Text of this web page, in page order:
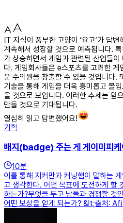
IT 지식이 풍부한 고양이 ‘요고’가 답
계속해서 성장할 것으로 예측됩니다.
가 상승하면서 게임과 관련된 산업들
다. 게임회사들은 e스포츠를 고려한 게
운 수익원을 창출할 수 있을 것입니다.
기술을 통해 게임을 더욱 흥미롭고 몰
을 것으로 보입니다. 이러한 추세는 앞
만들 것으로 기대됩니다.
열심히 읽고 답변했어요!
기획
배지(badge) 주는 게 게이미피케
10분
이를 통해 지커만과 커닝햄이 말하는
고 생각한다. 어떤 목표에 도전하게 할
하는가?무엇을 두고 남들과 경쟁할 것
어떤 보상을 얻게 되는가? &lt;출처: